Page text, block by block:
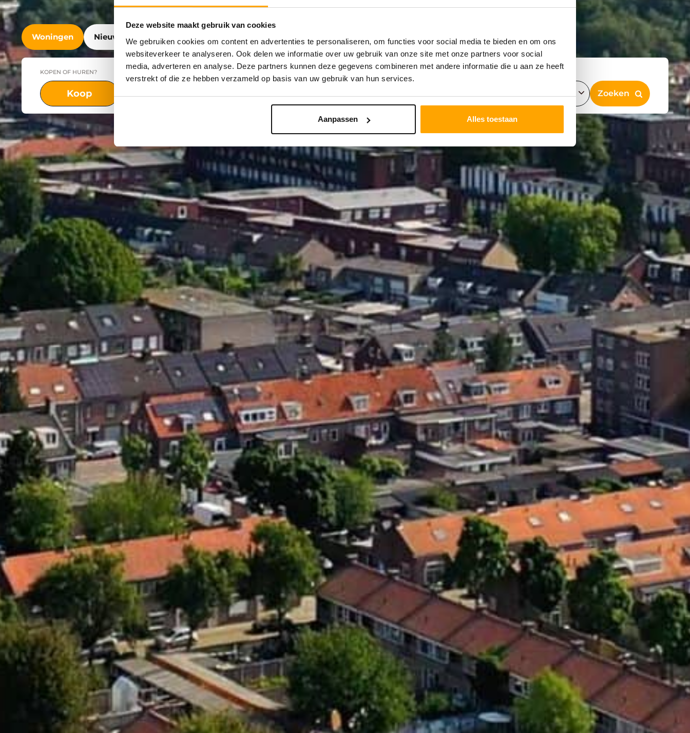
Deze website maakt gebruik van cookies
We gebruiken cookies om content en advertenties te personaliseren, om functies voor social media te bieden en om ons
websiteverkeer te analyseren. Ook delen we informatie over uw gebruik van onze site met onze partners voor social
media, adverteren en analyse. Deze partners kunnen deze gegevens combineren met andere informatie die u aan ze heeft
verstrekt of die ze hebben verzameld op basis van uw gebruik van hun services.
Aanpassen Alles toestaan
Woningen Nieuwbouw Bedrijfshuisvesting
KOPEN OF HUREN?
Koop Huur
PLAATS